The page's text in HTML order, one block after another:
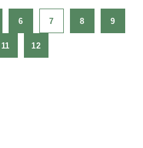
6 7 8 9
11 12